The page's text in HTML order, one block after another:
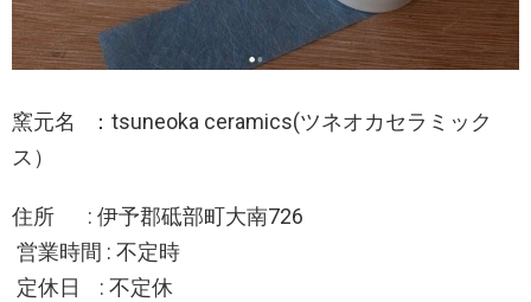
窯元名 ：tsuneoka ceramics(ツネオカセラミック
ス）
住所 : 伊予郡砥部町大南726
営業時間 : 不定時
定休日 : 不定休